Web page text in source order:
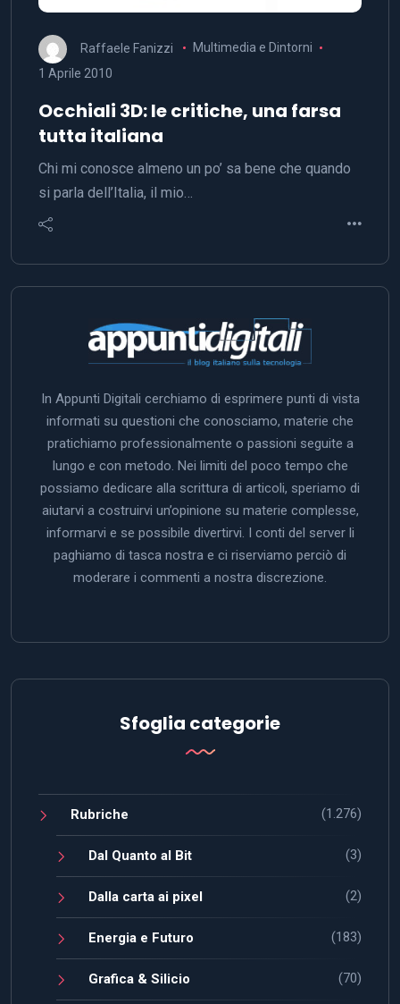
Raffaele Fanizzi
Multimedia e Dintorni
1 Aprile 2010
Occhiali 3D: le critiche, una farsa
tutta italiana
Chi mi conosce almeno un po’ sa bene che quando
si parla dell’Italia, il mio…
In Appunti Digitali cerchiamo di esprimere punti di vista
informati su questioni che conosciamo, materie che
pratichiamo professionalmente o passioni seguite a
lungo e con metodo. Nei limiti del poco tempo che
possiamo dedicare alla scrittura di articoli, speriamo di
aiutarvi a costruirvi un’opinione su materie complesse,
informarvi e se possibile divertirvi. I conti del server li
paghiamo di tasca nostra e ci riserviamo perciò di
moderare i commenti a nostra discrezione.
Sfoglia categorie
Rubriche (1.276)
Dal Quanto al Bit (3)
Dalla carta ai pixel (2)
Energia e Futuro (183)
Grafica & Silicio (70)